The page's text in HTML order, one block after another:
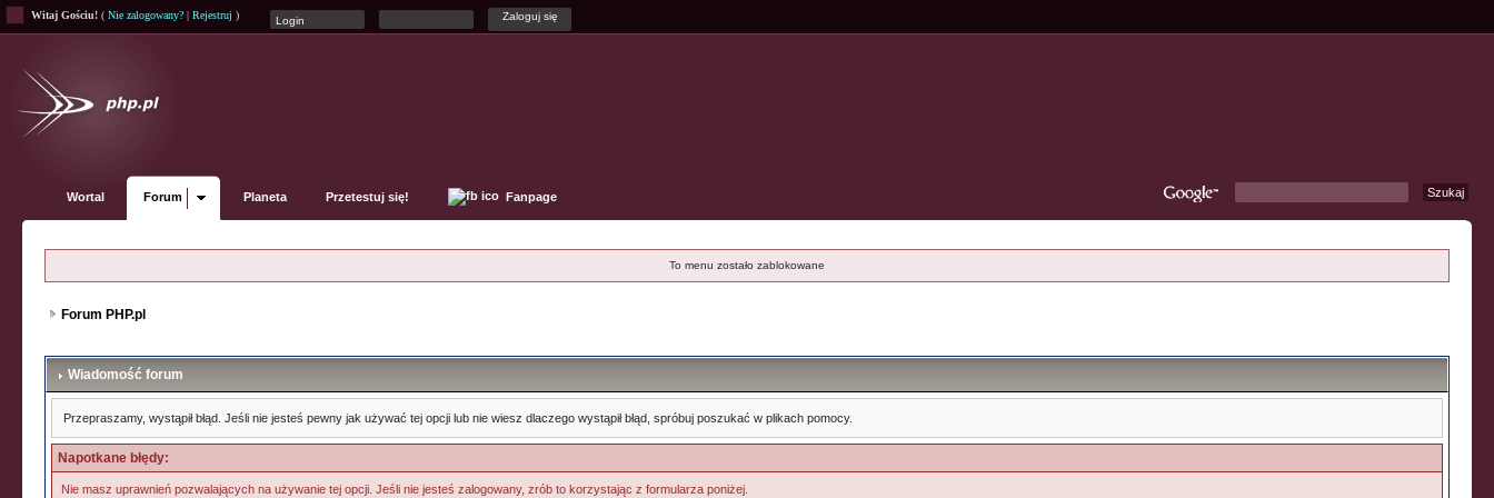
Witaj Gościu! ( Nie zalogowany? | Rejestruj )
Wortal Forum Planeta Przetestuj się! Fanpage
To menu zostało zablokowane
Forum PHP.pl
Wiadomość forum
Przepraszamy, wystąpił błąd. Jeśli nie jesteś pewny jak używać tej opcji lub nie wiesz dlaczego wystąpił błąd, spróbuj poszukać w plikach pomocy.
Napotkane błędy:
Nie masz uprawnień pozwalających na używanie tej opcji. Jeśli nie jesteś zalogowany, zrób to korzystając z formularza poniżej.